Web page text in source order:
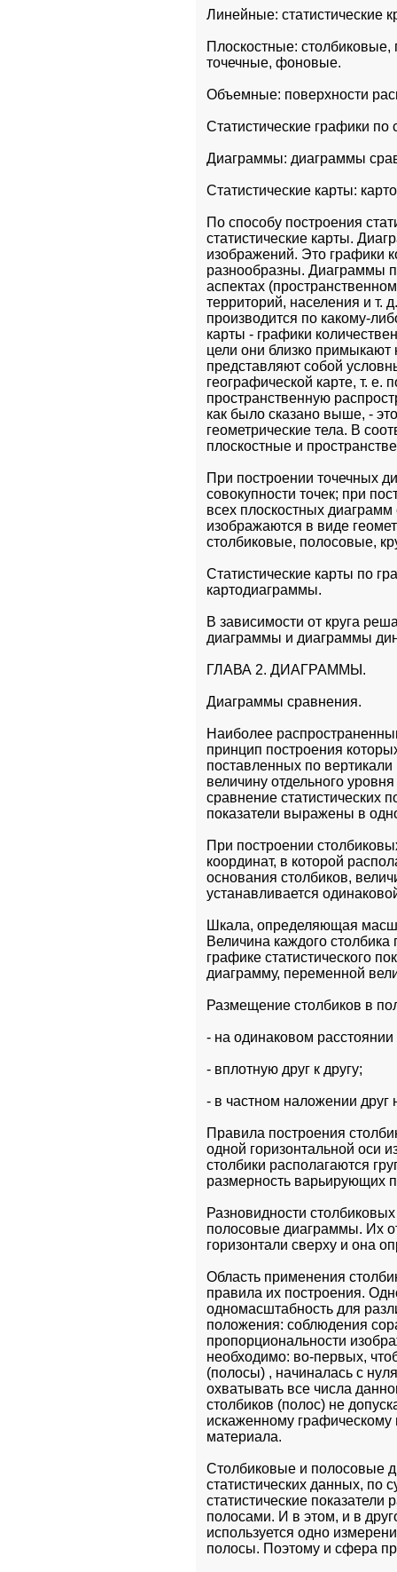
Линейные: статистические
Плоскостные:
точечные, фоновые.
Объемные: поверхности
Статистические графики
Диаграммы: диаграммы
Статистические карты:
По способу построения
статистические карты.
изображений. Это графики
разнообразны. Диаграммы
аспектах
территорий, населения и т.
производится по какому-
карты - графики
цели они близко
представляют собой
географической карте, т.
пространственную
как было сказано выше, -
геометрические тела. В
плоскостные и
При построении точечных
совокупности точек; при
всех плоскостных диаграмм
изображаются в виде
столбиковые, полосовые,
Статистические карты по
картодиаграммы.
В зависимости от круга
диаграммы и диаграммы
ГЛАВА 2. ДИАГРАММЫ.
Диаграммы сравнения.
Наиболее
принцип построения
поставленных по
величину отдельного
сравнение статистических
показатели выражены в
При построении
координат, в которой
основания столбиков,
устанавливается
Шкала, определяющая
Величина каждого столбика
графике статистического
диаграмму, переменной
Размещение столбиков в
- на одинаковом расстоянии
- вплотную друг к другу;
- в частном наложении друг
Правила построения
одной горизонтальной оси
столбики располагаются
размерность варьирующих
Разновидности
полосовые диаграммы. Их
горизонтали сверху и она
Область применения
правила их построения.
одномасштабность для
положения: соблюдения
пропорциональности
необходимо: во-первых,
(полосы) , начиналась с
охватывать все числа
столбиков (полос) не
искаженному графическому
материала.
Столбиковые и полосовые
статистических данных, по
статистические показатели
полосами. И в этом, и в
используется одно
полосы. Поэтому и сфера